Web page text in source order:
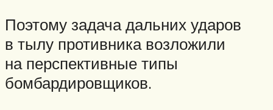
Поэтому задача дальних ударов
в тылу противника возложили
на перспективные типы
бомбардировщиков.